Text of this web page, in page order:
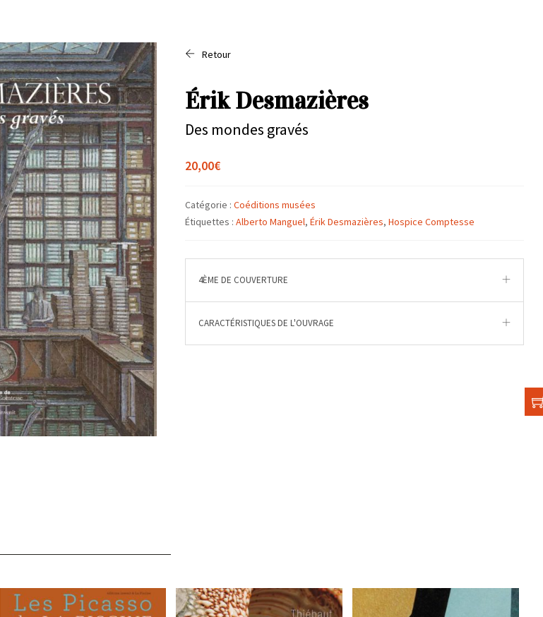
Retour
Érik Desmazières
Des mondes gravés
20,00€
Catégorie : Coéditions musées
Étiquettes : Alberto Manguel, Érik Desmazières, Hospice Comptesse
4ÈME DE COUVERTURE
CARACTÉRISTIQUES DE L'OUVRAGE